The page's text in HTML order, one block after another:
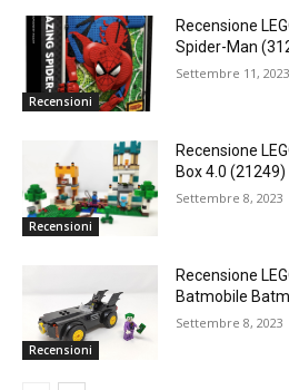
Recensioni
Recensione
Spider-Man
Settembre 11, 2023
Recensioni
Recensione
Box 4.0 (21249)
Settembre 8, 2023
Recensioni
Recensione
Batmobile
Settembre 8, 2023